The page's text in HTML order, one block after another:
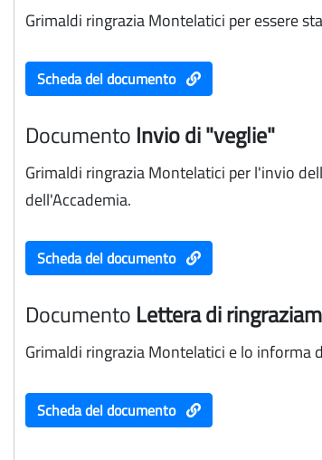
Grimaldi ringrazia Montelatici per essere
Scheda del documento
Documento Invio di "veglie"
Grimaldi ringrazia Montelatici per l'invio
dell'Accademia.
Scheda del documento
Documento Lettera di
Grimaldi ringrazia Montelatici e lo informa
Scheda del documento